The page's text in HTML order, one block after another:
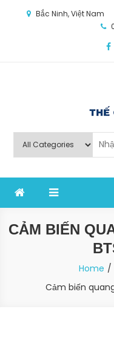
Bắc Ninh, Việt Nam
Thế Giới
CẢM BIẾN
Home
Cảm biến